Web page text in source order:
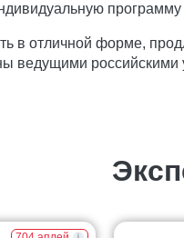
в отличной форме,
ведущими